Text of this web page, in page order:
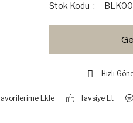
Stok Kodu
Hızlı
Tavsiye Et